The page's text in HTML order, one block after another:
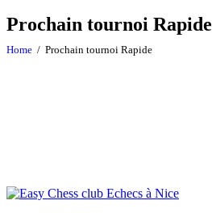
Prochain tournoi Rapide
Home Prochain tournoi Rapide